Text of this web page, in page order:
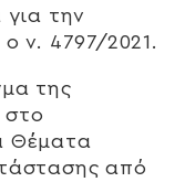
για την
ν. 4797/2021.
της
Θέματα
από